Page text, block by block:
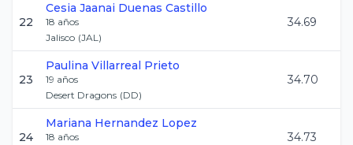
22
Cesia Jaanai Duenas Castillo
18 años
Jalisco (JAL)
34.69
23
Paulina Villarreal Prieto
19 años
Desert Dragons (DD)
34.70
24
Mariana Hernandez Lopez
18 años
34.73